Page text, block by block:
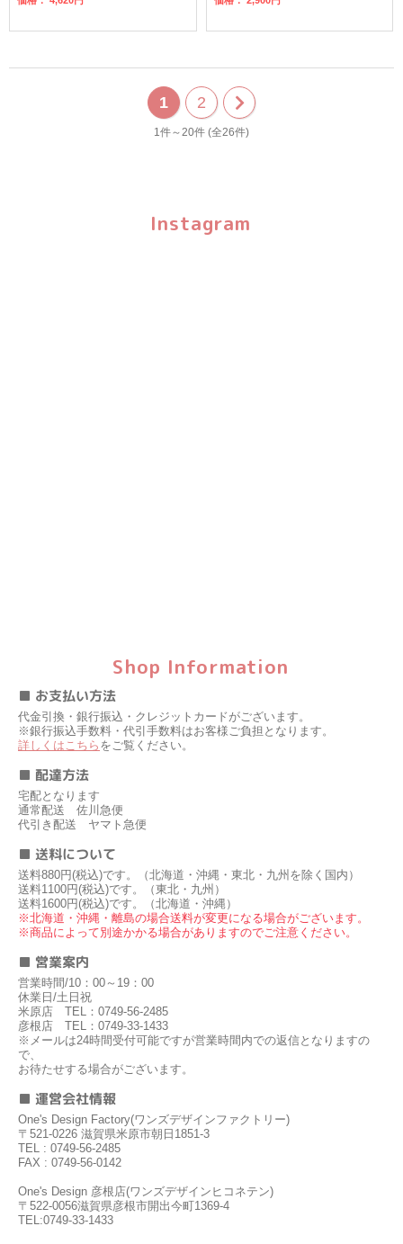
1
2
次
件
1件～20件 (全26件)
Instagram
Shop Information
■ お支払い方法
代金引換・銀行振込・クレジットカードがございます。
※銀行振込手数料・代引手数料はお客様ご負担となります。
詳しくはこちら をご覧ください。
■ 配達方法
宅配となります
通常配送 佐川急便
代引き配送 ヤマト急便
■ 送料について
送料880円(税込)です。（北海道・沖縄・東北・九州を除く国内）
送料1100円(税込)です。（東北・九州）
送料1600円(税込)です。（北海道・沖縄）
※北海道・沖縄・離島の場合送料が変更になる場合がございます。
※商品によって別途かかる場合がありますのでご注意ください。
■ 営業案内
営業時間/10：00～19：00
休業日/土日祝
米原店 TEL：0749-56-2485
彦根店 TEL：0749-33-1433
※メールは24時間受付可能ですが営業時間内での返信となりますの
で、
お待たせする場合がございます。
■ 運営会社情報
One's Design Factory(ワンズデザインファクトリー)
〒521-0226 滋賀県米原市朝日1851-3
TEL : 0749-56-2485
FAX : 0749-56-0142
One's Design 彦根店(ワンズデザインヒコネテン)
〒522-0056滋賀県彦根市開出今町1369-4
TEL:0749-33-1433